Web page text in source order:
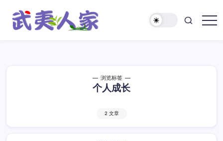
浏览标签
个人成长
2 文章